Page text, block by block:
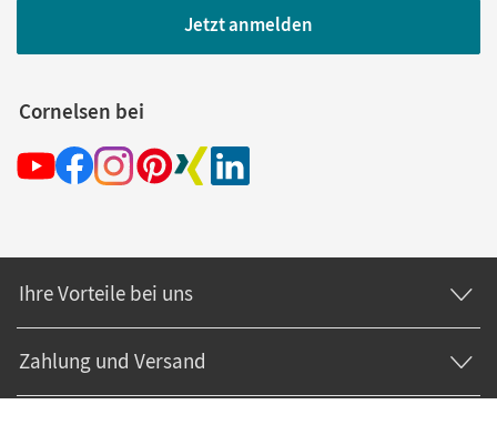
Jetzt anmelden
Cornelsen bei
Ihre Vorteile bei uns
Zahlung und Versand